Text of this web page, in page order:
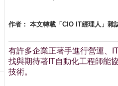
首
聯
絡
資
作者： 本文轉載「CIO IT經理人」雜
有許多企業正著手進行營運、
找與期待著IT自動化工程師能
技術。